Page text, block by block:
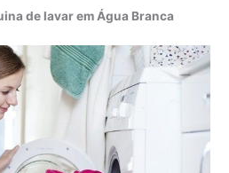
de lavar em Água Branca